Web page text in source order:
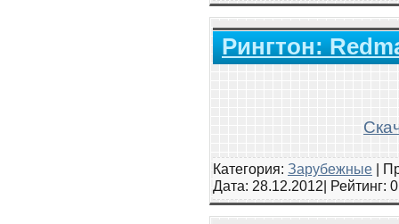
Рингтон:
Категория: Зарубежные |
Дата: 28.12.2012| Рейтинг: